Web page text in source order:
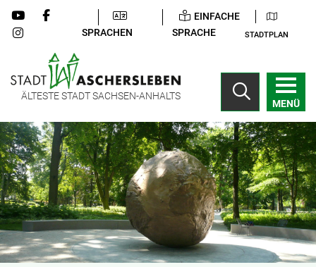
SPRACHEN
EINFACHE
SPRACHE
STADTPLAN
ÄLTESTE STADT SACHSEN-ANHALTS
MENÜ